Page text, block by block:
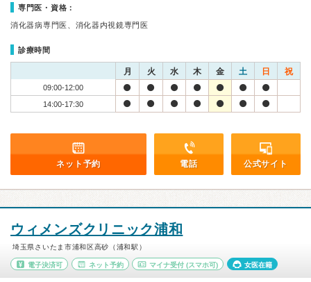
専門医・資格：
消化器病専門医、消化器内視鏡専門医
診療時間
月 火 水 木 金 土 日 祝
09:00-12:00
14:00-17:30
ネット予約 電話 公式サイト
ウィメンズクリニック浦和
埼玉県さいたま市浦和区高砂（浦和駅）
電子決済可 ネット予約 マイナ受付 (スマホ可) 女医在籍